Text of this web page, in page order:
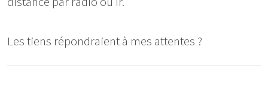
Les tiens répondraient à mes attentes ?